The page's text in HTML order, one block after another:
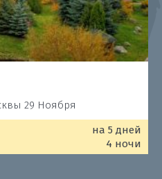
29 Ноября
на 5 дней
4 ночи